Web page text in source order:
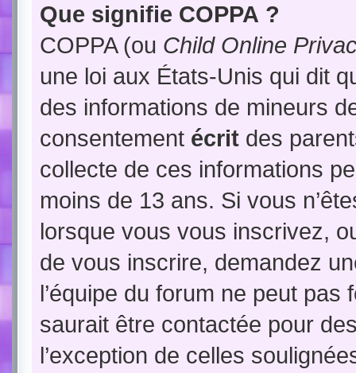
Que signifie COPPA ?
COPPA (ou Child Online
une loi aux États-Unis qui dit
des informations de mineurs
consentement écrit des
collecte de ces informations
moins de 13 ans. Si vous
lorsque vous vous inscrivez,
de vous inscrire, demandez
l’équipe du forum ne peut
saurait être contactée pour
l’exception de celles